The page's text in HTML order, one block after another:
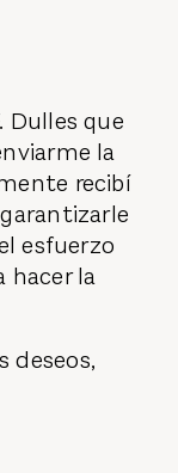
Dulles que
la
recibí
esfuerzo
hacer la
deseos,